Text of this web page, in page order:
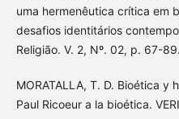
uma hermenêutica crítica em
desafios identitários
Religião. V. 2, Nº. 02, p. 67-
MORATALLA, T. D. Bioética
Paul Ricoeur a la bioética.